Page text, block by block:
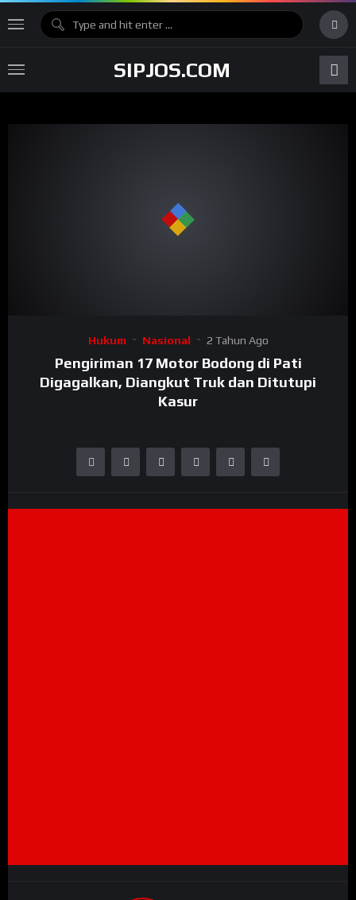
SIPJOS.COM
Hukum Nasional 2 Tahun Ago
Pengiriman 17 Motor Bodong di Pati
Digagalkan, Diangkut Truk dan Ditutupi
Kasur